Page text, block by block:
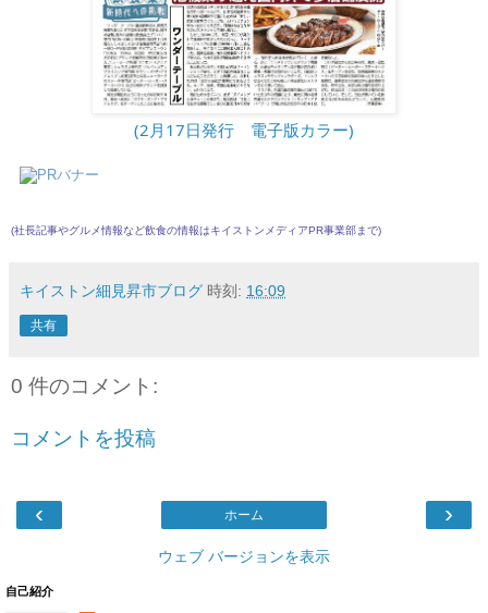
(2月17日発行 電子版カラー)
(社長記事やグルメ情報など飲食の情報はキイストンメディアPR事業部まで)
キイストン細見昇市ブログ 時刻: 16:09
共有
0 件のコメント:
コメントを投稿
‹ ›
ホーム
ウェブ バージョンを表示
自己紹介